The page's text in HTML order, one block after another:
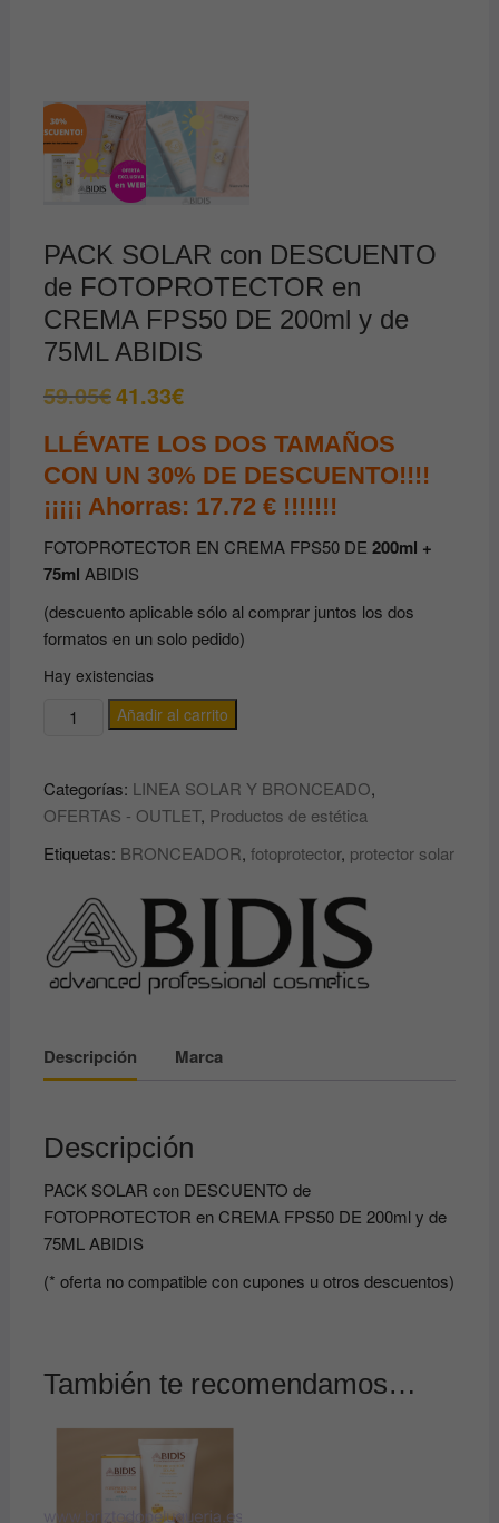
PACK SOLAR con DESCUENTO
de FOTOPROTECTOR en
CREMA FPS50 DE 200ml y de
75ML ABIDIS
59.05€ El
precio
era:
59.05€.
41.33€El
precio
es:
41.33€.
LLÉVATE LOS DOS TAMAÑOS
CON UN 30% DE DESCUENTO!!!!
¡¡¡¡¡ Ahorras: 17.72 € !!!!!!!
FOTOPROTECTOR EN CREMA FPS50 DE 200ml +
75ml ABIDIS
(descuento aplicable sólo al comprar juntos los dos
formatos en un solo pedido)
Hay existencias
PACK
DESCUENTO
de
FOTOPROTECTOR
CREMA
FPS50
DE
200ml
75ML
ABIDIS
Añadir al carrito
Categorías: LINEA SOLAR Y BRONCEADO,
OFERTAS - OUTLET, Productos de estética
Etiquetas: BRONCEADOR, fotoprotector, protector solar
Descripción Marca
Descripción
PACK SOLAR con DESCUENTO de
FOTOPROTECTOR en CREMA FPS50 DE 200ml y de
75ML ABIDIS
(* oferta no compatible con cupones u otros descuentos)
También te recomendamos…